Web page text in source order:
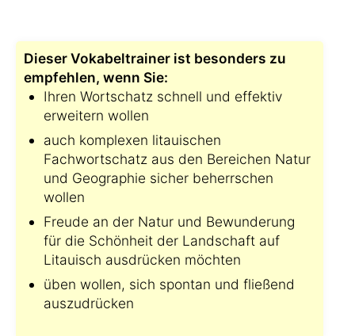
Dieser Vokabeltrainer ist besonders zu
empfehlen, wenn Sie:
Ihren Wortschatz schnell und effektiv
erweitern wollen
auch komplexen litauischen
Fachwortschatz aus den Bereichen Natur
und Geographie sicher beherrschen
wollen
Freude an der Natur und Bewunderung
für die Schönheit der Landschaft auf
Litauisch ausdrücken möchten
üben wollen, sich spontan und fließend
auszudrücken